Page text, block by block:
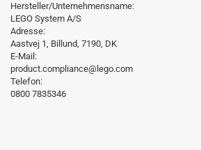
Hersteller/Unternehmensname:
LEGO System A/S
Adresse:
Aastvej 1, Billund, 7190, DK
E-Mail:
product.compliance@lego.com
Telefon:
0800 7835346